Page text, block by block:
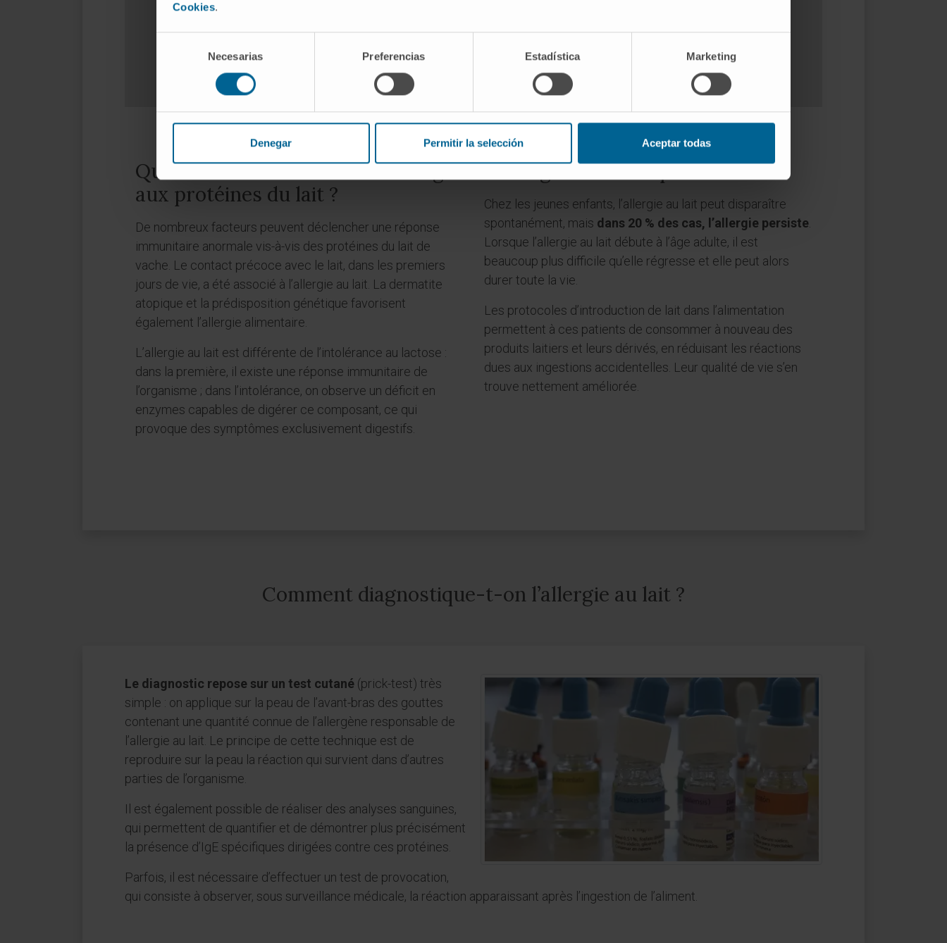
Cookies.
consentimiento
Necesarias Preferencias Estadística Marketing
Denegar Permitir la selección Aceptar todas
Quelles sont les causes de l’allergie
aux protéines du lait ?
De nombreux facteurs peuvent déclencher une réponse
immunitaire anormale vis-à-vis des protéines du lait de
vache. Le contact précoce avec le lait, dans les premiers
jours de vie, a été associé à l’allergie au lait. La dermatite
atopique et la prédisposition génétique favorisent
également l’allergie alimentaire.
L’allergie au lait est différente de l’intolérance au lactose :
dans la première, il existe une réponse immunitaire de
l’organisme ; dans l’intolérance, on observe un déficit en
enzymes capables de digérer ce composant, ce qui
provoque des symptômes exclusivement digestifs.
L’allergie au lait disparaît-elle ?
Chez les jeunes enfants, l’allergie au lait peut disparaître
spontanément, mais dans 20 % des cas, l’allergie persiste
Lorsque l’allergie au lait débute à l’âge adulte, il est
beaucoup plus difficile qu’elle régresse et elle peut alors
durer toute la vie.
Les protocoles d’introduction de lait dans l’alimentation
permettent à ces patients de consommer à nouveau des
produits laitiers et leurs dérivés, en réduisant les réactions
dues aux ingestions accidentelles. Leur qualité de vie s’en
trouve nettement améliorée.
Comment diagnostique-t-on l’allergie au lait ?
Le diagnostic repose sur un test cutané (prick-test) très
simple : on applique sur la peau de l’avant-bras des gouttes
contenant une quantité connue de l’allergène responsable de
l’allergie au lait. Le principe de cette technique est de
reproduire sur la peau la réaction qui survient dans d’autres
parties de l’organisme.
Il est également possible de réaliser des analyses sanguines,
qui permettent de quantifier et de démontrer plus précisément
la présence d’IgE spécifiques dirigées contre ces protéines.
Parfois, il est nécessaire d’effectuer un test de provocation,
qui consiste à observer, sous surveillance médicale, la réaction apparaissant après l’ingestion de l’aliment.